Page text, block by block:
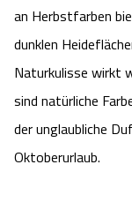
an Herbstfarben
dunklen
Naturkulisse wirkt
sind natürliche
der unglaubliche
Oktoberurlaub.